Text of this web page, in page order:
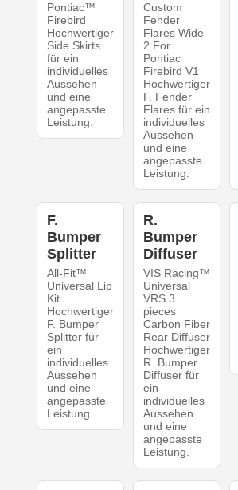
Pontiac™
Firebird
Hochwertiger
Side Skirts
für ein
individuelles
Aussehen
und eine
angepasste
Leistung.
Custom
Fender
Flares Wide
2 For
Pontiac
Firebird V1
Hochwertiger
F. Fender
Flares für ein
individuelles
Aussehen
und eine
angepasste
Leistung.
F.
Bumper
Splitter
All-Fit™
Universal Lip
Kit
Hochwertiger
F. Bumper
Splitter für
ein
individuelles
Aussehen
und eine
angepasste
Leistung.
R.
Bumper
Diffuser
VIS Racing™
Universal
VRS 3
pieces
Carbon Fiber
Rear Diffuser
Hochwertiger
R. Bumper
Diffuser für
ein
individuelles
Aussehen
und eine
angepasste
Leistung.